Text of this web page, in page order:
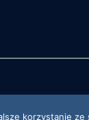
korzystanie